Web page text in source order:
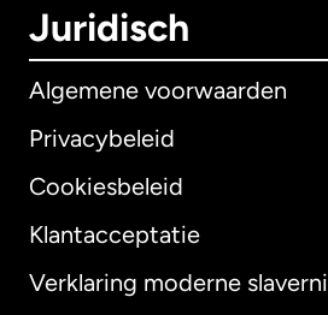
Juridisch
Algemene voorwaarden
Privacybeleid
Cookiesbeleid
Klantacceptatie
Verklaring moderne slaverni
Internationaal English